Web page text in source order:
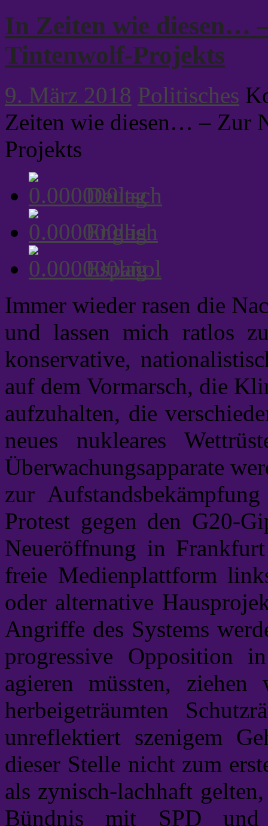
In Zeiten wie diesen…
Tintenwolf-Projekts
9. März 2018 Politisches
Zeiten wie diesen… – Zur
Projekts
Deutsch
English
Español
Immer wieder rasen die
und lassen mich ratlos
konservative,
auf dem Vormarsch, die
aufzuhalten, die
neues nukleares
Überwachungsapparate
zur
Protest gegen den G20-
Neueröffnung in
freie Medienplattform
oder alternative
Angriffe des Systems
progressive Opposition
agieren müssten,
herbeigeträumten
unreflektiert szenigem
dieser Stelle nicht zum
als zynisch-lachhaft
Bündnis mit SPD